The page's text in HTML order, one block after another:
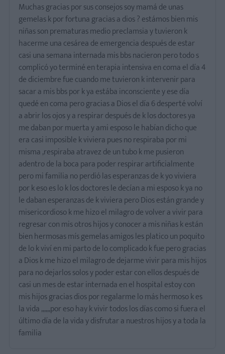
Muchas gracias por sus consejos soy mamá de unas
gemelas k por fortuna gracias a dios ? estámos bien mis
niñas son prematuras medio preclamsia y tuvieron k
hacerme una cesárea de emergencia después de estar
casi una semana internada mis bbs nacieron pero todo s
complicó yo terminé en terapia intensiva en coma el día 4
de diciembre fue cuando me tuvieron k intervenir para
sacar a mis bbs por k ya estába inconsciente y ese día
quedé en coma pero gracias a Dios el día 6 desperté volví
a abrir los ojos y a respirar después de k los doctores ya
me daban por muerta y ami esposo le habían dicho que
era casi imposible k viviera pues no respiraba por mi
misma ,respiraba atravez de un tubo k me pusieron
adentro de la boca para poder respirar artificialmente
pero mi familia no perdió las esperanzas de k yo viviera
por k eso es lo k los doctores le decían a mi esposo k ya no
le daban esperanzas de k viviera pero Dios están grande y
misericordioso k me hizo el milagro de volver a vivir para
regresar con mis otros hijos y conocer a mis niñas k están
bien hermosas mís gemelas amigos les platico un poquito
de lo k viví en mi parto de lo complicado k fue pero gracias
a Dios k me hizo el milagro de dejarme vivir para mis hijos
para no dejarlos solos y poder estar con ellos después de
casi un mes de estar internada en el hospital estoy con
mis hijos gracias dios por regalarme lo más hermoso k es
la vida ,,,,,,por eso hay k vivir todos los días como si fuera el
último día de la vida y disfrutar a nuestros hijos y a toda la